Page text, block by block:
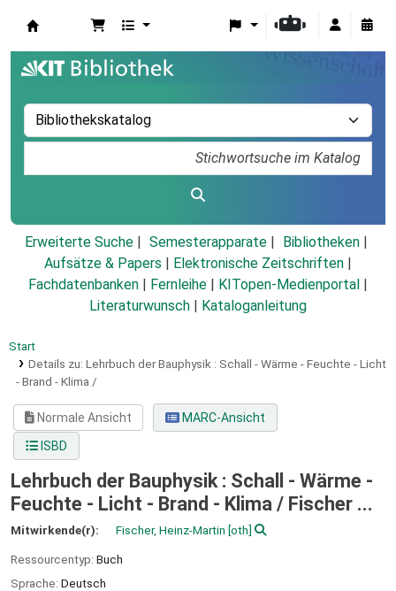
Erweiterte Suche Semesterapparate
Bibliotheken
Aufsätze & Papers
Elektronische Zeitschriften
Fachdatenbanken
Fernleihe KITopen-Medienportal
Literaturwunsch
Kataloganleitung
Start
Details zu: Lehrbuch der Bauphysik : Schall - Wärme - Feuchte - Licht
- Brand - Klima /
Normale Ansicht
MARC-Ansicht
ISBD
Lehrbuch der Bauphysik : Schall - Wärme -
Feuchte - Licht - Brand - Klima / Fischer ...
Mitwirkende(r): Fischer, Heinz-Martin [oth]
Ressourcentyp: Buch
Sprache: Deutsch